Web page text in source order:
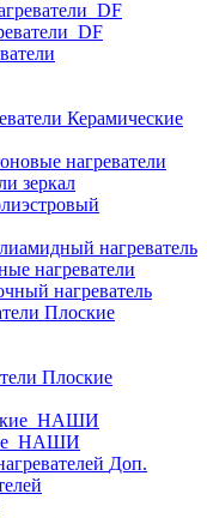
Керамические
нагреватели
зеркал
нагреватель
нагреватели
нагреватель
Плоские
Плоские
Доп.